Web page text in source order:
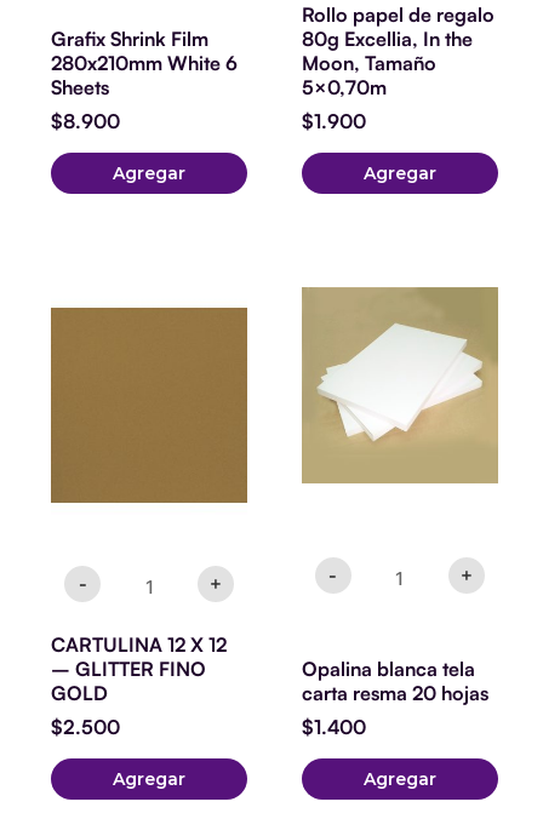
Grafix Shrink Film
280x210mm White 6
Sheets
$8.900
Agregar
Rollo papel de regalo
80g Excellia, In the
Moon, Tamaño
5×0,70m
$1.900
Agregar
-
12
+
CARTULINA 12 X 12
– GLITTER FINO
GOLD
$2.500
Agregar
-
Opalina
tela
carta
hojas
cantidad
+
Opalina blanca tela
carta resma 20 hojas
$1.400
Agregar